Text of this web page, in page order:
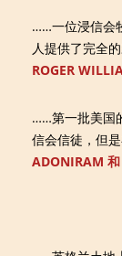
……一位浸信会
人提供了完全
ROGER
……第一批美国
信会信徒，但
ADONIRAM